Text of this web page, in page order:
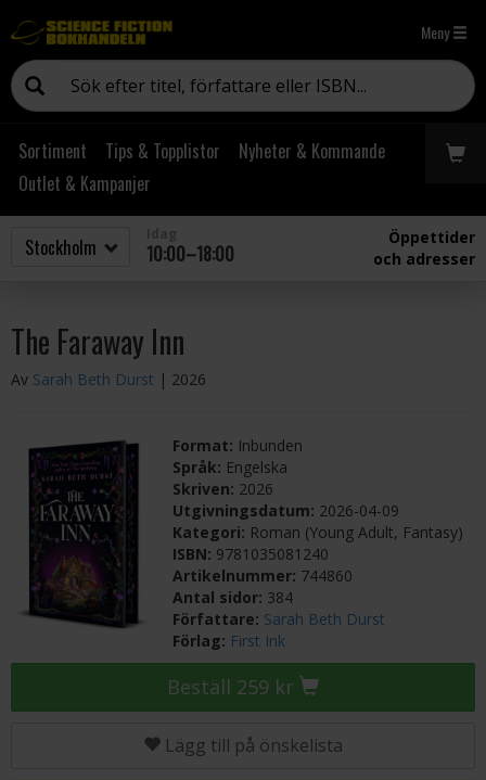
Meny
Sortiment Tips & Topplistor
Nyheter & Kommande
Outlet & Kampanjer
10:00–18:00
Öppettider
och adresser
The Faraway Inn
Av Sarah Beth Durst | 2026
Format: Inbunden
Språk: Engelska
Skriven: 2026
Utgivningsdatum: 2026-04-09
Kategori: Roman (Young Adult, Fantasy)
ISBN: 9781035081240
Artikelnummer: 744860
Antal sidor: 384
Författare: Sarah Beth Durst
Förlag: First Ink
Beställ 259 kr
Lägg till på önskelista